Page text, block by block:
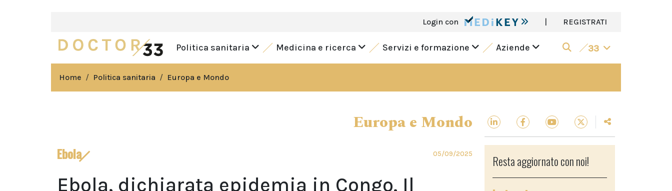
Login con | REGISTRATI
Politica sanitaria Medicina e ricerca Servizi e formazione Aziende 33
Home Politica sanitaria Europa e Mondo
Europa e Mondo
Ebola 05/09/2025
Ebola, dichiarata epidemia in Congo. Il
Resta aggiornato con noi!